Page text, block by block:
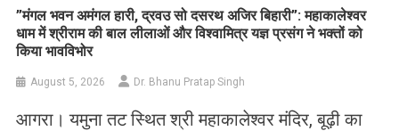
​”मंगल भवन अमंगल हारी, द्रवउ सो दसरथ अजिर बिहारी”: महाकालेश्वर
धाम में श्रीराम की बाल लीलाओं और विश्वामित्र यज्ञ प्रसंग ने भक्तों को
किया भावविभोर
August 5, 2026 Dr. Bhanu Pratap Singh
आगरा। यमुना तट स्थित श्री महाकालेश्वर मंदिर, बूढ़ी का